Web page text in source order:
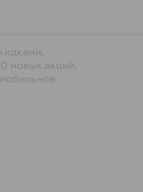
новых акций,